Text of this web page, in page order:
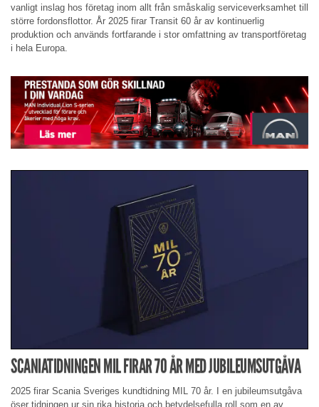
vanligt inslag hos företag inom allt från småskalig serviceverksamhet till
större fordonsflottor. År 2025 firar Transit 60 år av kontinuerlig
produktion och används fortfarande i stor omfattning av transportföretag
i hela Europa.
SCANIATIDNINGEN MIL FIRAR 70 ÅR MED JUBILEUMSUTGÅVA
2025 firar Scania Sveriges kundtidning MIL 70 år. I en jubileumsutgåva
öser tidningen ur sin rika historia och betydelsefulla roll som en av